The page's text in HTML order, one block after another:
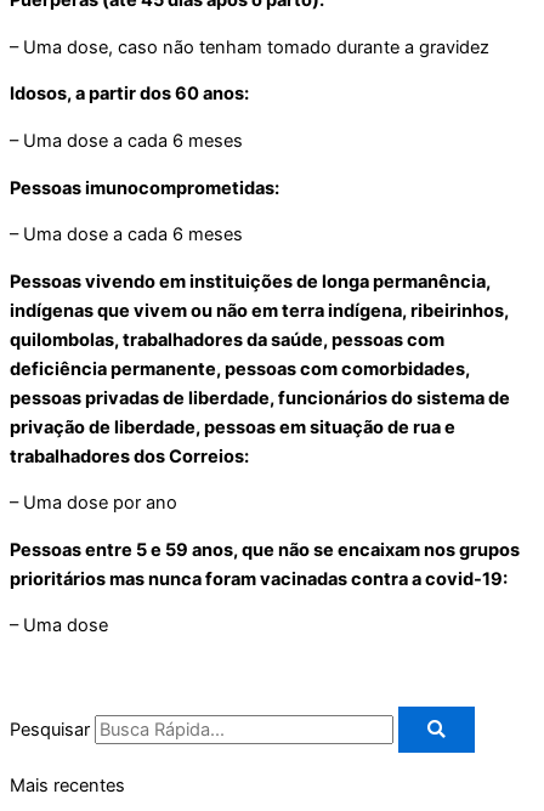
– Uma dose, caso não tenham tomado durante a gravidez
Idosos, a partir dos 60 anos:
– Uma dose a cada 6 meses
Pessoas imunocomprometidas:
– Uma dose a cada 6 meses
Pessoas vivendo em instituições de longa permanência,
indígenas que vivem ou não em terra indígena, ribeirinhos,
quilombolas, trabalhadores da saúde, pessoas com
deficiência permanente, pessoas com comorbidades,
pessoas privadas de liberdade, funcionários do sistema de
privação de liberdade, pessoas em situação de rua e
trabalhadores dos Correios:
– Uma dose por ano
Pessoas entre 5 e 59 anos, que não se encaixam nos grupos
prioritários mas nunca foram vacinadas contra a covid-19:
– Uma dose
Pesquisar
Mais recentes